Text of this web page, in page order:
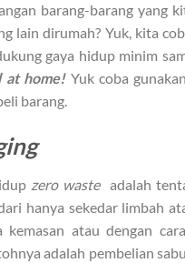
barang-barang yang
lain dirumah? Yuk, kita
gaya hidup minim
at home! Yuk coba
barang.
zero waste adalah
hanya sekedar limbah
atau dengan
adalah pembelian